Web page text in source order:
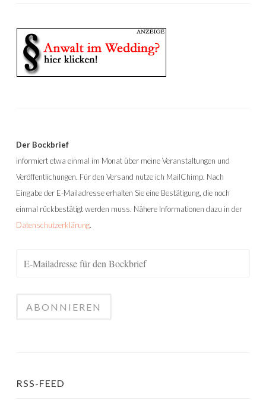
Der Bockbrief
informiert etwa einmal im Monat über meine Veranstaltungen und
Veröffentlichungen. Für den Versand nutze ich MailChimp. Nach
Eingabe der E-Mailadresse erhalten Sie eine Bestätigung, die noch
einmal rückbestätigt werden muss. Nähere Informationen dazu in der
Datenschutzerklärung.
RSS-FEED